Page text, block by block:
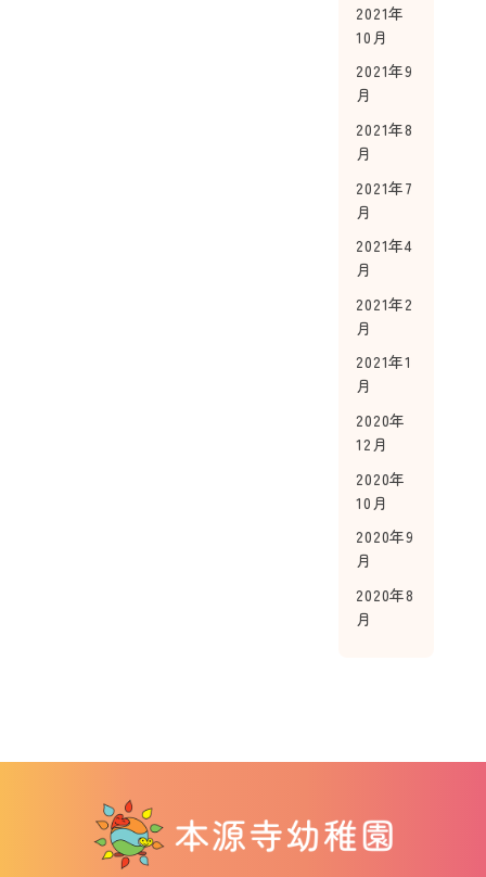
2021年
10月
2021年9
月
2021年8
月
2021年7
月
2021年4
月
2021年2
月
2021年1
月
2020年
12月
2020年
10月
2020年9
月
2020年8
月